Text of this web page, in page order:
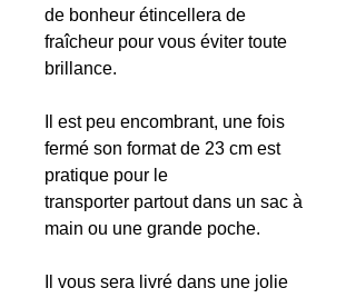
de bonheur étincellera de
fraîcheur pour vous éviter toute
brillance.
Il est peu encombrant, une fois
fermé son format de 23 cm est
pratique pour le
transporter partout dans un sac à
main ou une grande poche.
Il vous sera livré dans une jolie